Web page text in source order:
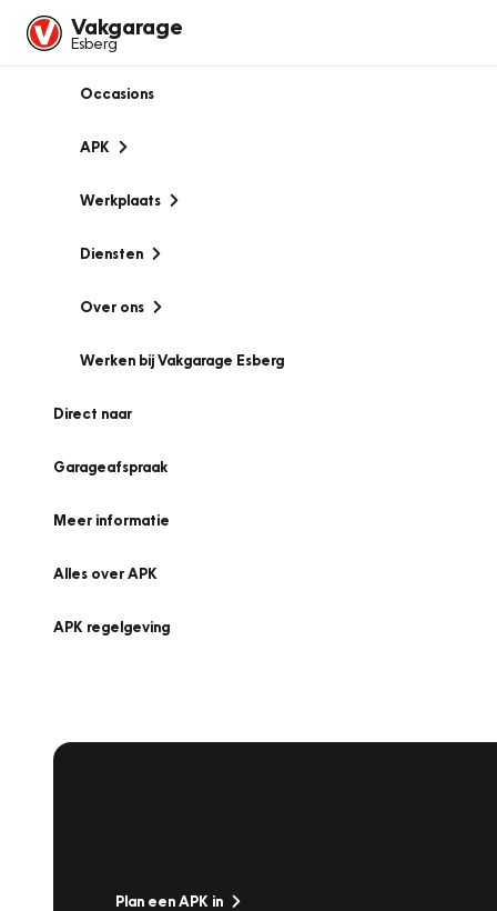
Vakgarage
Esberg
Occasions
APK
Werkplaats
Diensten
Over ons
Werken bij Vakgarage Esberg
Direct naar
Garageafspraak
Meer informatie
Alles over APK
APK regelgeving
Plan een APK in